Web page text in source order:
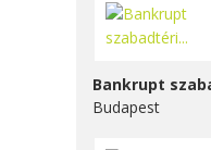
Budapest